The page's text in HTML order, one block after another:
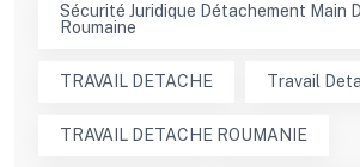
Sécurité Juridique Détachement Main
Roumaine
TRAVAIL DETACHE Travail
TRAVAIL DETACHE ROUMANIE